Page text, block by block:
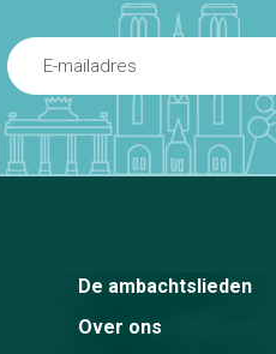
De ambachtslieden
Over ons